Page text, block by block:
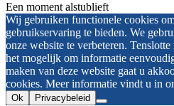
Een moment alstublieft
Wij gebruiken functionele cookies
gebruikservaring te bieden. We
onze website te verbeteren.
het mogelijk om informatie
maken van deze website gaat u
cookies. Meer informatie vindt u in
Ok Privacybeleid